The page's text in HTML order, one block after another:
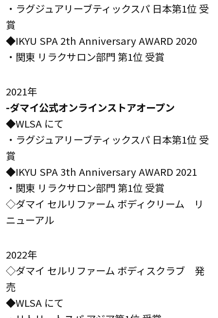
・ラグジュアリーブティックスパ 日本第1位 受
賞
◆IKYU SPA 2th Anniversary AWARD 2020
・関東 リラクサロン部門 第1位 受賞
2021年
-ダマイ公式オンラインストアオープン
◆WLSA にて
・ラグジュアリーブティックスパ 日本第1位 受
賞
◆IKYU SPA 3th Anniversary AWARD 2021
・関東 リラクサロン部門 第1位 受賞
◇ダマイ セルリファーム ボディクリーム リ
ニューアル
2022年
◇ダマイ セルリファーム ボディスクラブ 発
売
◆WLSA にて